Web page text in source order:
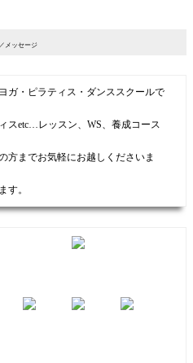
メッセージ
ガ・ピラティス・ダンススクールで
スetc…レッスン、WS、養成コース
方までお気軽にお越しくださいま
す。